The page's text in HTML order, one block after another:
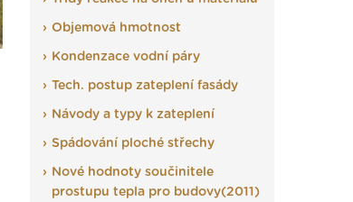
Objemová hmotnost
Kondenzace vodní páry
Tech. postup zateplení fasády
Návody a typy k zateplení
Spádování ploché střechy
Nové hodnoty součinitele
prostupu tepla pro budovy(2011)